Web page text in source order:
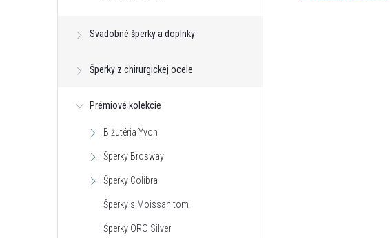
Svadobné šperky a doplnky
Šperky z chirurgickej ocele
Prémiové kolekcie
Bižutéria Yvon
Šperky Brosway
Šperky Colibra
Šperky s Moissanitom
Šperky ORO Silver